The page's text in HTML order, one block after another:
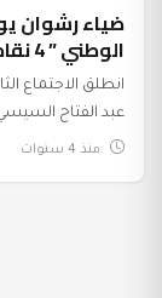
ضياء رشوان
الوطني ” 4 نقاط”
انطلق الاجتماع
عبد الفتاح
منذ 4 سنوات